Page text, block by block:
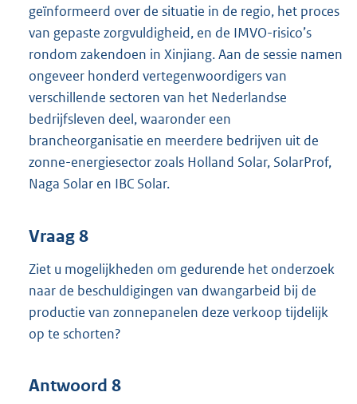
geïnformeerd over de situatie in de regio, het proces
van gepaste zorgvuldigheid, en de IMVO-risico’s
rondom zakendoen in Xinjiang. Aan de sessie namen
ongeveer honderd vertegenwoordigers van
verschillende sectoren van het Nederlandse
bedrijfsleven deel, waaronder een
brancheorganisatie en meerdere bedrijven uit de
zonne-energiesector zoals Holland Solar, SolarProf,
Naga Solar en IBC Solar.
Vraag 8
Ziet u mogelijkheden om gedurende het onderzoek
naar de beschuldigingen van dwangarbeid bij de
productie van zonnepanelen deze verkoop tijdelijk
op te schorten?
Antwoord 8